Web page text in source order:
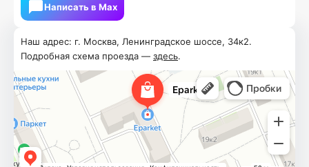
Наш адрес: г. Москва, Ленинградское шоссе, 34к2.
Подробная схема проезда — здесь.
Написать в Мах